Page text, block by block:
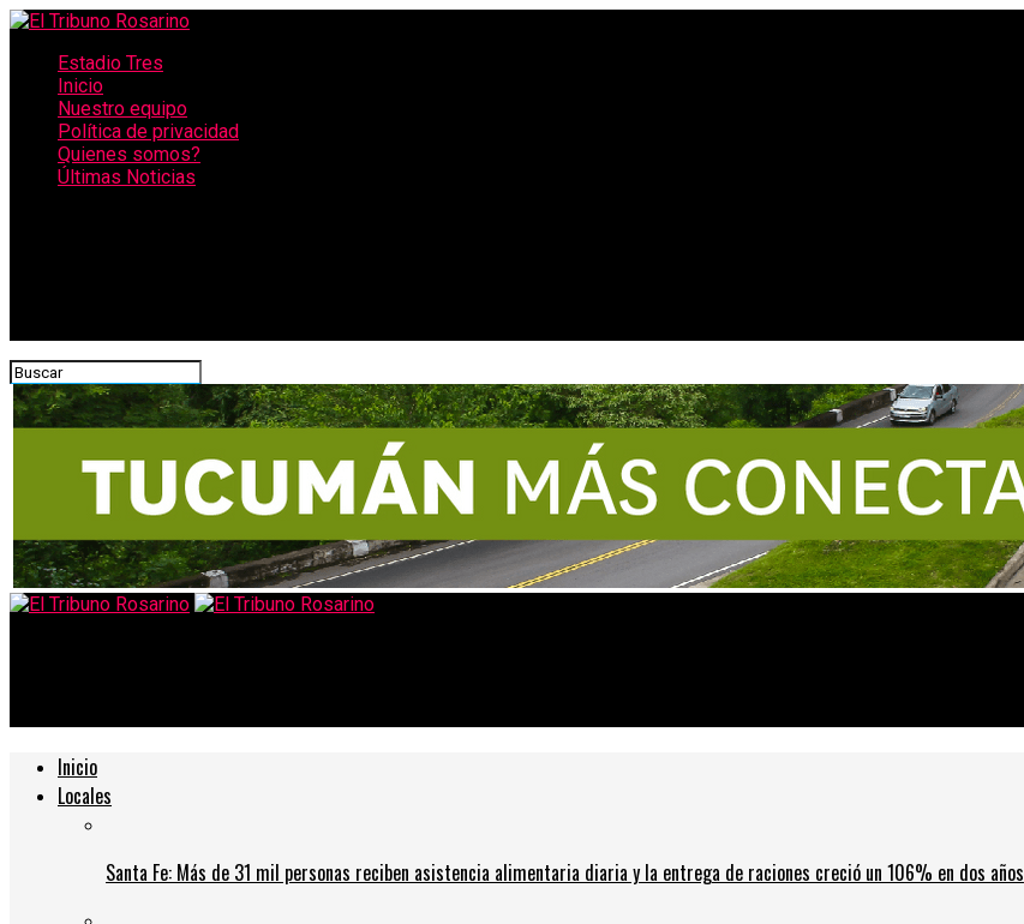
Estadio Tres
Inicio
Nuestro equipo
Política de privacidad
Quienes somos?
Últimas Noticias
Inicio
Locales
Santa Fe: Más de 31 mil personas reciben asistencia alimentaria diaria y la entrega de raciones creció un 106% en dos años